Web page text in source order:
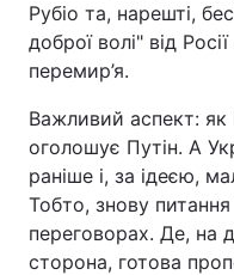
Рубіо та, нарешті,
доброї волі" від
перемир’я.
Важливий аспект: як
оголошує Путін. А
раніше і, за ідеєю,
Тобто, знову питання
переговорах. Де, на
сторона, готова